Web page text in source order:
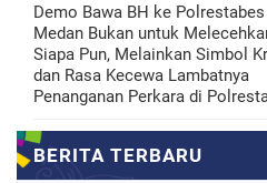
Demo Bawa BH ke Polrestabes
Medan Bukan untuk
Siapa Pun, Melainkan Simbol
dan Rasa Kecewa Lambatnya
Penanganan Perkara di